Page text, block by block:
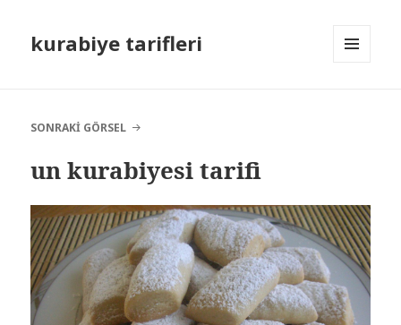
kurabiye tarifleri
SONRAKI GÖRSEL
un kurabiyesi tarifi